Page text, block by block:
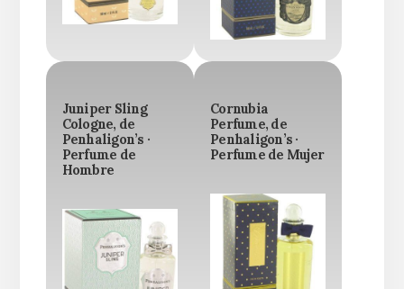
Juniper Sling
Cologne, de
Penhaligon’s ·
Perfume de
Hombre
Cornubia
Perfume, de
Penhaligon’s ·
Perfume de Mujer